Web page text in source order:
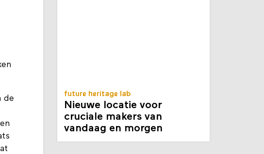
de
future heritage lab
Nieuwe locatie voor
cruciale makers van
vandaag en morgen